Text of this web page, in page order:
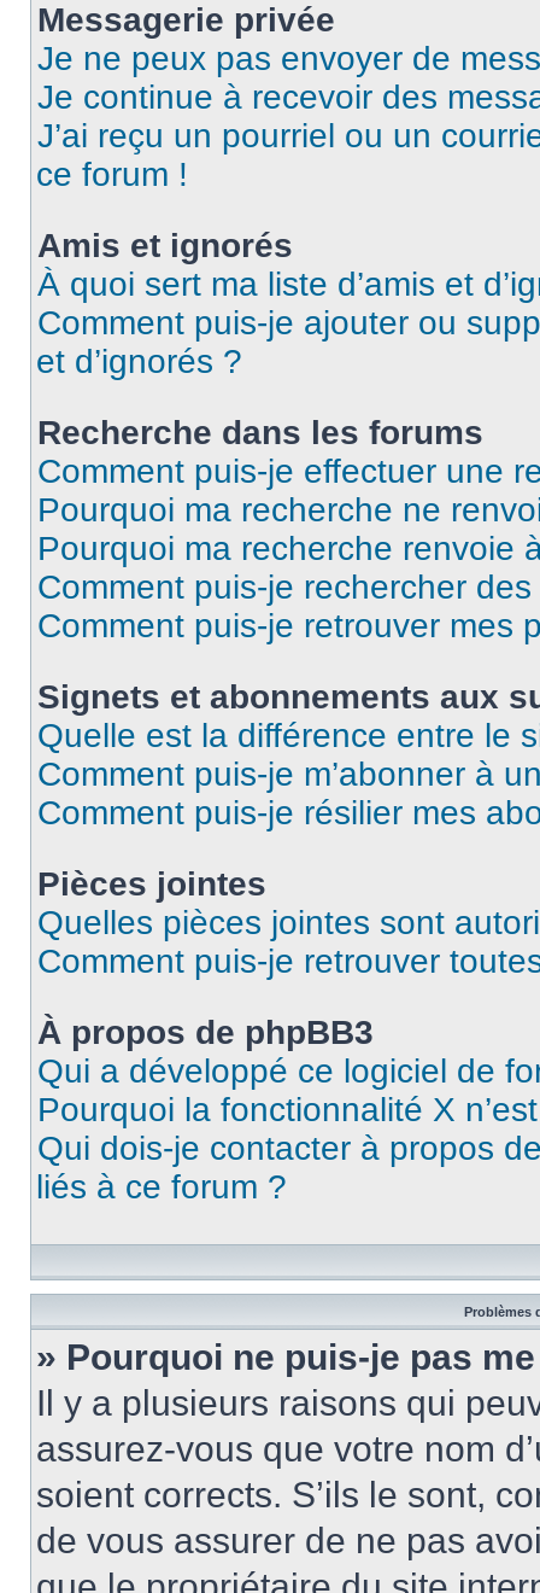
Messagerie privée
Je ne peux pas envoyer de
Je continue à recevoir des
J’ai reçu un pourriel ou un
ce forum !
Amis et ignorés
À quoi sert ma liste d’amis et
Comment puis-je ajouter ou
et d’ignorés ?
Recherche dans les forums
Comment puis-je effectuer une
Pourquoi ma recherche ne
Pourquoi ma recherche renvoie
Comment puis-je rechercher
Comment puis-je retrouver mes
Signets et abonnements aux
Quelle est la différence entre le
Comment puis-je m’abonner à
Comment puis-je résilier mes
Pièces jointes
Quelles pièces jointes sont
Comment puis-je retrouver
À propos de phpBB3
Qui a développé ce logiciel de
Pourquoi la fonctionnalité X
Qui dois-je contacter à propos
liés à ce forum ?
Problèmes
» Pourquoi ne puis-je pas
Il y a plusieurs raisons qui
assurez-vous que votre nom
soient corrects. S’ils le sont,
de vous assurer de ne pas